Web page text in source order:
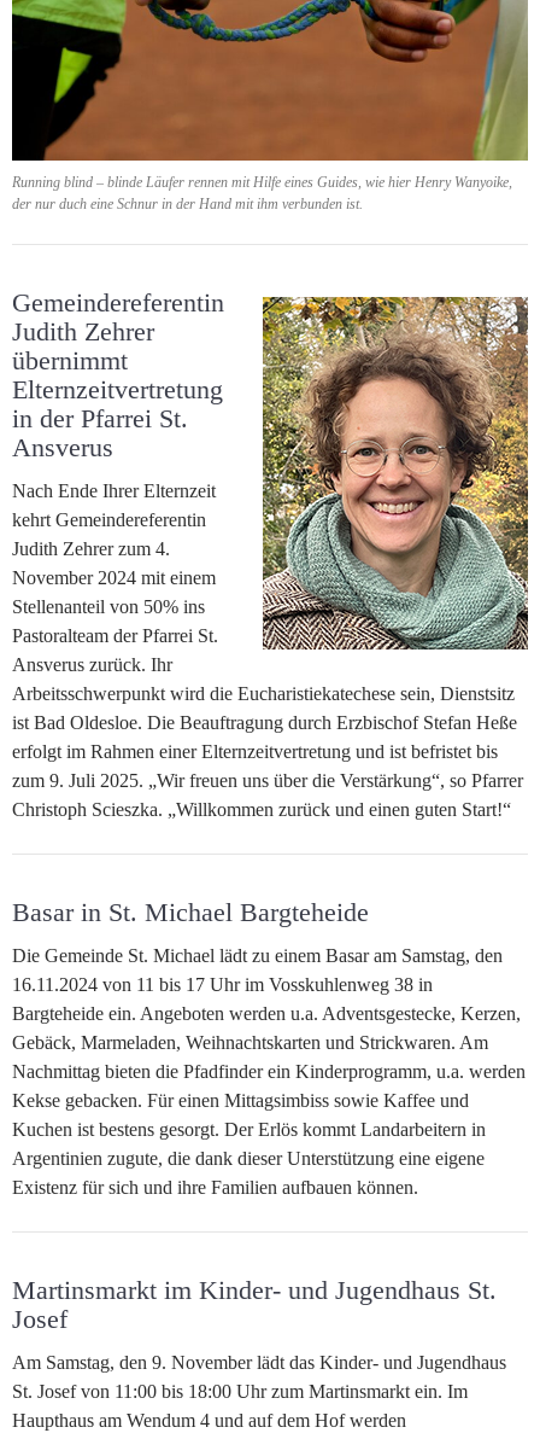
Running blind – blinde Läufer rennen mit Hilfe eines Guides, wie hier Henry Wanyoike,
der nur duch eine Schnur in der Hand mit ihm verbunden ist.
Gemeindereferentin
Judith Zehrer
übernimmt
Elternzeitvertretung
in der Pfarrei St.
Ansverus
Nach Ende Ihrer Elternzeit
kehrt Gemeindereferentin
Judith Zehrer zum 4.
November 2024 mit einem
Stellenanteil von 50% ins
Pastoralteam der Pfarrei St.
Ansverus zurück. Ihr
Arbeitsschwerpunkt wird die Eucharistiekatechese sein, Dienstsitz
ist Bad Oldesloe. Die Beauftragung durch Erzbischof Stefan Heße
erfolgt im Rahmen einer Elternzeitvertretung und ist befristet bis
zum 9. Juli 2025. „Wir freuen uns über die Verstärkung“, so Pfarrer
Christoph Scieszka. „Willkommen zurück und einen guten Start!“
Basar in St. Michael Bargteheide
Die Gemeinde St. Michael lädt zu einem Basar am Samstag, den
16.11.2024 von 11 bis 17 Uhr im Vosskuhlenweg 38 in
Bargteheide ein. Angeboten werden u.a. Adventsgestecke, Kerzen,
Gebäck, Marmeladen, Weihnachtskarten und Strickwaren. Am
Nachmittag bieten die Pfadfinder ein Kinderprogramm, u.a. werden
Kekse gebacken. Für einen Mittagsimbiss sowie Kaffee und
Kuchen ist bestens gesorgt. Der Erlös kommt Landarbeitern in
Argentinien zugute, die dank dieser Unterstützung eine eigene
Existenz für sich und ihre Familien aufbauen können.
Martinsmarkt im Kinder- und Jugendhaus St.
Josef
Am Samstag, den 9. November lädt das Kinder- und Jugendhaus
St. Josef von 11:00 bis 18:00 Uhr zum Martinsmarkt ein. Im
Haupthaus am Wendum 4 und auf dem Hof werden